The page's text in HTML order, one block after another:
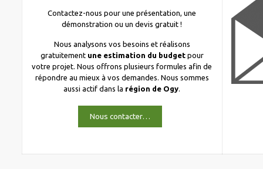
Contactez-nous pour une présentation, une
démonstration ou un devis gratuit !
Nous analysons vos besoins et réalisons
gratuitement une estimation du budgetpour
votre projet. Nous offrons plusieurs formules afin de
répondre au mieux à vos demandes. Nous sommes
aussi actif dans la région de Ogy.
Nous contacter…